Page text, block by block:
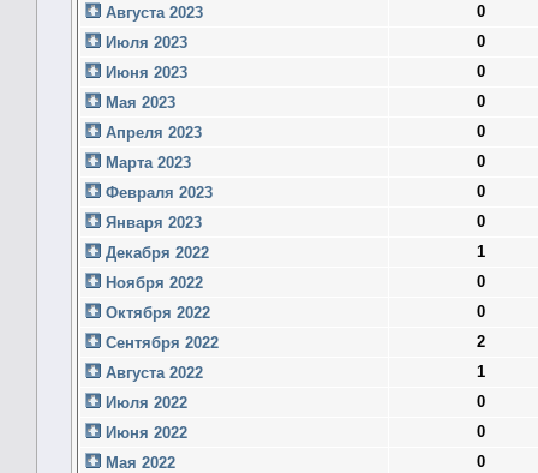
Августа 2023
0
Июля 2023
0
Июня 2023
0
Мая 2023
0
Апреля 2023
0
Марта 2023
0
Февраля 2023
0
Января 2023
0
Декабря 2022
1
Ноября 2022
0
Октября 2022
0
Сентября 2022
2
Августа 2022
1
Июля 2022
0
Июня 2022
0
Мая 2022
0